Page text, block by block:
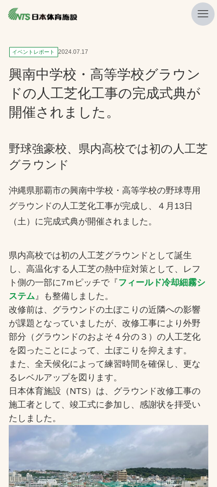
私たちの強み
ニュース
プレスリリース
レポート
施工・管理実績一覧
会社概要
採用情報
検索
お取引先の皆様へ
プライバシーポリシー
ソーシャルメディアポリシー
文字の見えづらさや操作にお困りの方へ
イベントレポート 2024.07.17
興南中学校・高等学校グラウン
ドの人工芝化工事の完成式典が
開催されました。
野球強豪校、県内高校では初の人工芝
グラウンド
沖縄県那覇市の興南中学校・高等学校の野球専用
グラウンドの人工芝化工事が完成し、４月13日
（土）に完成式典が開催されました。
県内高校では初の人工芝グラウンドとして誕生
し、高温化する人工芝の熱中症対策として、レフ
ト側の一部に7ｍピッチで『 フィールド冷却細霧シ
ステム 』も整備しました。
改修前は、グラウンドの土ぼこりの近隣への影響
が課題となっていましたが、改修工事により外野
部分（グラウンドのおよそ４分の３）の人工芝化
を図ったことによって、土ぼこりを抑えます。
また、全天候化によって練習時間を確保し、更な
るレベルアップを図ります。
日本体育施設（NTS）は、グラウンド改修工事の
施工者として、竣工式に参加し、感謝状を拝受い
たしました。